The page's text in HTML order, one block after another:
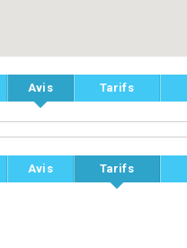
Avis Tarifs
Avis Tarifs